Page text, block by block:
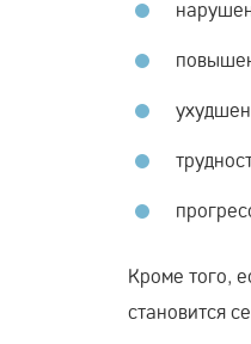
Кроме того,
становится